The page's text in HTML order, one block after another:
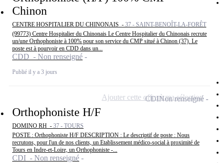
Chinon
CENTRE HOSPITALIER DU CHINONAIS - 37 - SAINT-BENOÎT-LA-FORÊT
(99773) Centre Hospitalier du Chinonais Le Centre Hospitalier du Chinonais recrute
un/une Orthophoniste à 100% pour son service du CMP situé à Chinon (37). Le
poste est à pourvoir en CDD dans un...
CDD - Non renseigné
Publié il y a 3 jours
Orthophoniste H/F
DOMINO RH - 37 - TOURS
POSTE : Orthophoniste H/F DESCRIPTION : Le descriptif de poste : Nous
recrutons, pour l'un de nos clients, un Etablissement médico-social à proximité de
Tours en Indre-et-Loire, un Orthophoniste -...
CDI - Non renseigné
CDINon renseigné
Ajouter cette offre à ma sélection